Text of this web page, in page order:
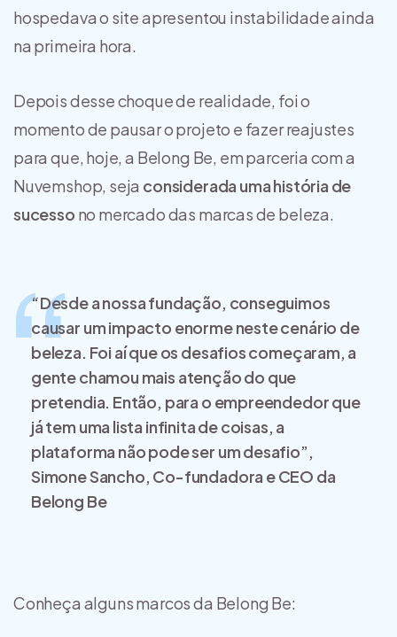
hospedava o site apresentou instabilidade ainda
na primeira hora.
Depois desse choque de realidade, foi o
momento de pausar o projeto e fazer reajustes
para que, hoje, a Belong Be, em parceria com a
Nuvemshop, seja considerada uma história de
sucesso no mercado das marcas de beleza.
“Desde a nossa fundação, conseguimos
causar um impacto enorme neste cenário de
beleza. Foi aí que os desafios começaram, a
gente chamou mais atenção do que
pretendia. Então, para o empreendedor que
já tem uma lista infinita de coisas, a
plataforma não pode ser um desafio”,
Simone Sancho, Co-fundadora e CEO da
Belong Be
Conheça alguns marcos da Belong Be: